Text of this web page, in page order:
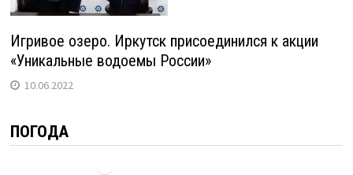
Игривое озеро. Иркутск присоединился к акции
«Уникальные водоемы России»
10.06.2022
ПОГОДА